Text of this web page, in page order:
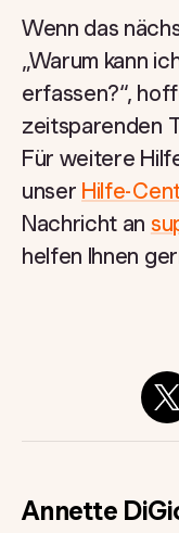
Wenn das
„Warum kann
erfassen?“,
zeitsparenden
Für weitere
unser Hilfe-
Nachricht an
helfen Ihnen
Annette